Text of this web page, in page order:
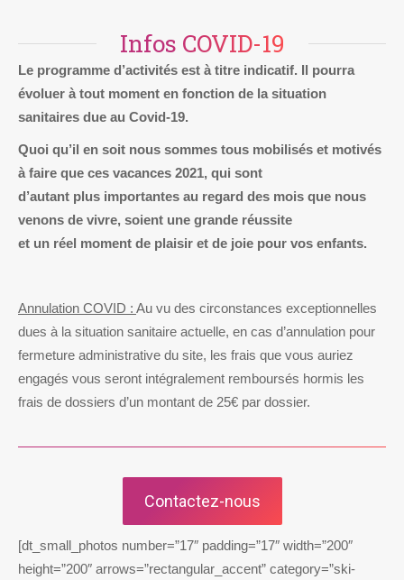
Infos COVID-19
Le programme d’activités est à titre indicatif. Il pourra
évoluer à tout moment en fonction de la situation
sanitaires due au Covid-19.
Quoi qu’il en soit nous sommes tous mobilisés et motivés
à faire que ces vacances 2021, qui sont
d’autant plus importantes au regard des mois que nous
venons de vivre, soient une grande réussite
et un réel moment de plaisir et de joie pour vos enfants.
Annulation COVID : Au vu des circonstances exceptionnelles
dues à la situation sanitaire actuelle, en cas d’annulation pour
fermeture administrative du site, les frais que vous auriez
engagés vous seront intégralement remboursés hormis les
frais de dossiers d’un montant de 25€ par dossier.
Contactez-nous
[dt_small_photos number=”17″ padding=”17″ width=”200″
height=”200″ arrows=”rectangular_accent” category=”ski-